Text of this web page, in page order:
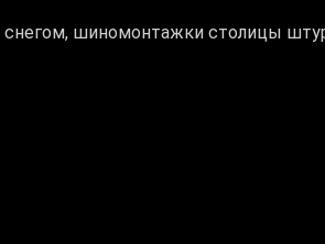
шиномонтажки столицы